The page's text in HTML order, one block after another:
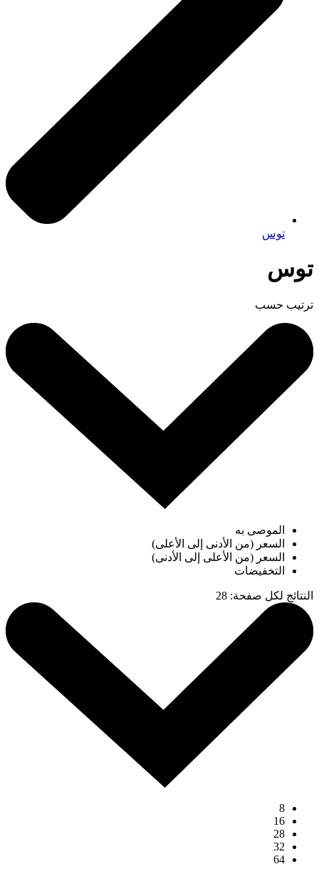
توس
توس
ترتيب حسب
الموصى به
السعر (من الأدنى إلى الأعلى)
السعر (من الأعلى إلى الأدنى)
التخفيضات
النتائج لكل صفحة:
28
8
16
28
32
64